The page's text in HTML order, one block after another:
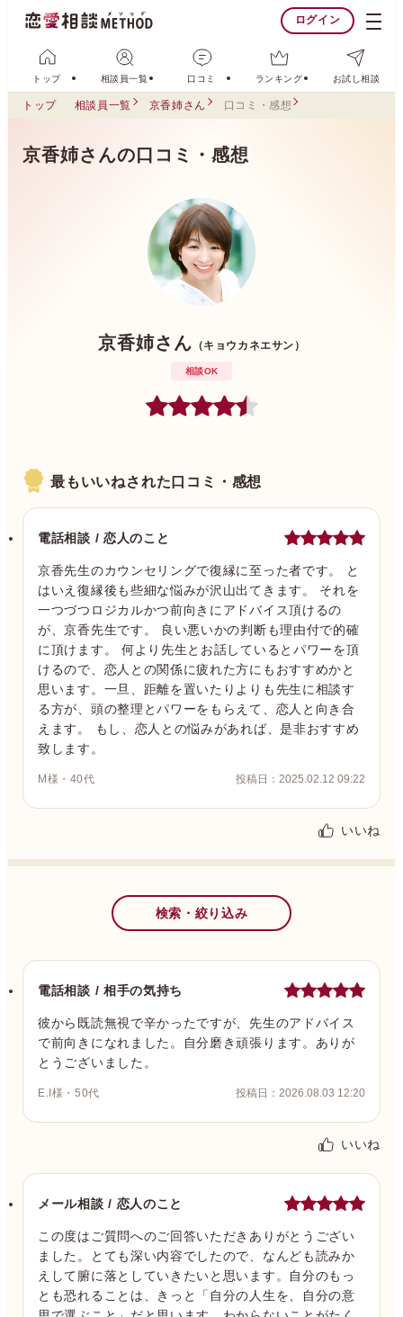
ログイン
トップ 相談員一覧 口コミ ランキング お試し相談
トップ 相談員一覧 京香姉さん 口コミ・感想
京香姉さんの口コミ・感想
京香姉さん （キョウカネエサン）
相談OK
最もいいねされた口コミ・感想
電話相談 / 恋人のこと
京香先生のカウンセリングで復縁に至った者です。 と
はいえ復縁後も些細な悩みが沢山出てきます。 それを
一つづつロジカルかつ前向きにアドバイス頂けるの
が、京香先生です。 良い悪いかの判断も理由付で的確
に頂けます。 何より先生とお話しているとパワーを頂
けるので、恋人との関係に疲れた方にもおすすめかと
思います。一旦、距離を置いたりよりも先生に相談す
る方が、頭の整理とパワーをもらえて、恋人と向き合
えます。 もし、恋人との悩みがあれば、是非おすすめ
致します。
M様・40代 投稿日：2025.02.12 09:22
いいね
検索・絞り込み
電話相談 / 相手の気持ち
彼から既読無視で辛かったですが、先生のアドバイス
で前向きになれました。自分磨き頑張ります。ありが
とうございました。
E.I様・50代 投稿日：2026.08.03 12:20
いいね
メール相談 / 恋人のこと
この度はご質問へのご回答いただきありがとうござい
ました。とても深い内容でしたので、なんども読みか
えして腑に落としていきたいと思います。自分のもっ
とも恐れることは、きっと「自分の人生を、自分の意